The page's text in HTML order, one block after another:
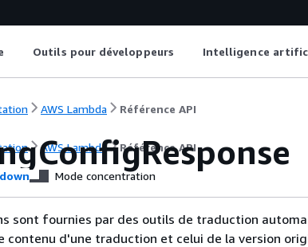
Outils pour développeurs Intelligence
AWS Lambda Référence API
AWS Lambda Référence API
Mode concentration
sont fournies par des outils de traduction
contenu d'une traduction et celui de la version